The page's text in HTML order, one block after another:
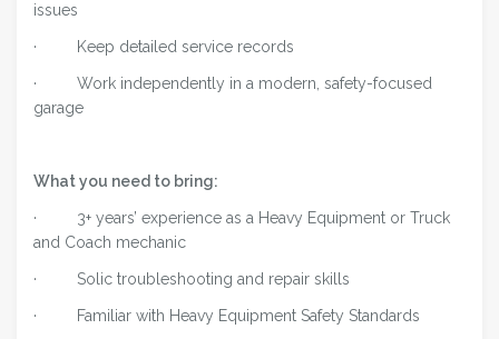
issues
· Keep detailed service records
· Work independently in a modern, safety-focused
garage
What you need to bring:
· 3+ years’ experience as a Heavy Equipment or Truck
and Coach mechanic
· Solic troubleshooting and repair skills
· Familiar with Heavy Equipment Safety Standards